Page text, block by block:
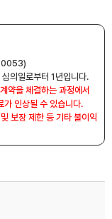
의일로부터 1년입니다.
약을 체결하는 과정에서
인상될 수 있습니다.
보장 제한 등 기타 불이익